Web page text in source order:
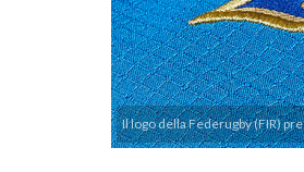
Il logo della Federugby (FIR)